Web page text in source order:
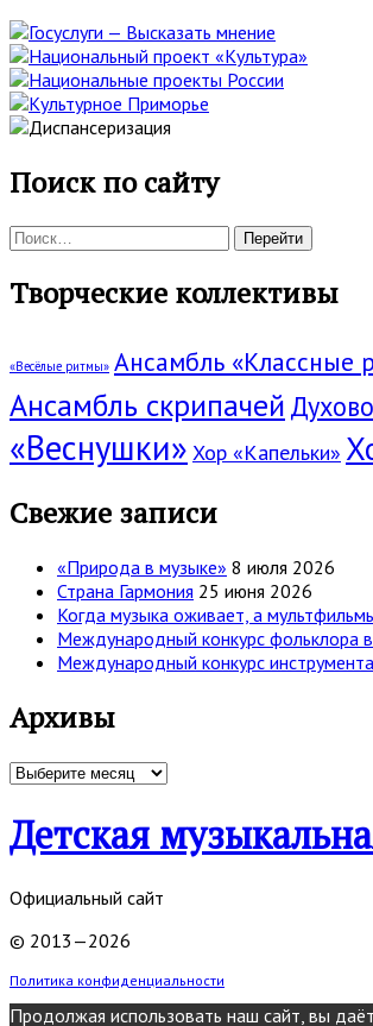
Поиск по сайту
Поиск:
Творческие коллективы
«Весёлые ритмы» Ансамбль «Классные
Ансамбль скрипачей
«Веснушки» Хор «Капельки»
Свежие записи
«Природа в музыке» 8 июля 2026
Страна Гармония 25 июня 2026
Когда музыка оживает, а
Международный конкурс фольклора
Международный конкурс
Архивы
Архивы
Детская
Официальный сайт
© 2013—2026
Политика конфиденциальности
Продолжая использовать наш сайт, вы